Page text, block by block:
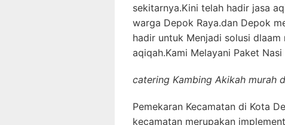
sekitarnya.Kini telah hadir jasa
warga Depok Raya.dan Depok
hadir untuk Menjadi solusi
aqiqah.Kami Melayani Paket
catering Kambing Akikah murah
Pemekaran Kecamatan di Kota
kecamatan merupakan